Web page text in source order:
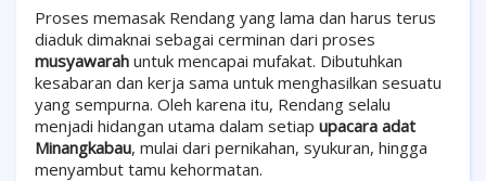
Proses memasak Rendang yang lama dan harus terus
diaduk dimaknai sebagai cerminan dari proses
musyawarah untuk mencapai mufakat. Dibutuhkan
kesabaran dan kerja sama untuk menghasilkan sesuatu
yang sempurna. Oleh karena itu, Rendang selalu
menjadi hidangan utama dalam setiap upacara adat
Minangkabau, mulai dari pernikahan, syukuran, hingga
menyambut tamu kehormatan.